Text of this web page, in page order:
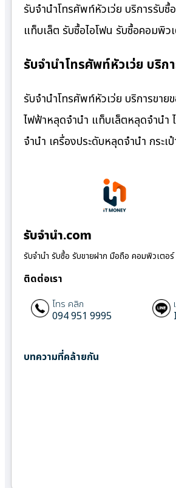
รับจำนำโทรศัพท์หัวเว่ย บริการรับ
แท็บเล็ต รับซื้อไอโฟน รับซื้อคอมพิ
รับจำนำโทรศัพท์หัวเว่ย บริก
รับจำนำโทรศัพท์หัวเว่ย บริการขา
ไฟฟ้าหลุดจำนำ แท็บเล็ตหลุดจำนำ
จำนำ เครื่องประดับหลุดจำนำ กระ
รับจํานํา.com
รับจำนำ รับซื้อ รับขายฝาก มือถือ คอมพิวเตอ
ติดต่อเรา
โทร คลิก
094 951 9995
บทความที่คล้ายกัน